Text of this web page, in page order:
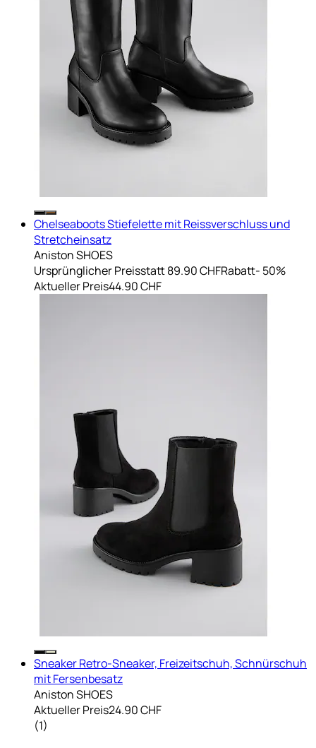
Chelseaboots Stiefelette mit Reissverschluss und
Stretcheinsatz
Aniston SHOES
Ursprünglicher Preisstatt 89.90 CHFRabatt- 50%
Aktueller Preis44.90 CHF
Sneaker Retro-Sneaker, Freizeitschuh, Schnürschuh
mit Fersenbesatz
Aniston SHOES
Aktueller Preis24.90 CHF
(1)